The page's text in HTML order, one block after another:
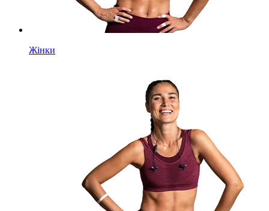
Жінки